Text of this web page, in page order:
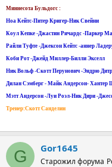
Миннесота Бульдогс :
Ноа Кейтс-Питер Кригер-Ник Свейни
Коул Кепке -Джастин Ричардс -Паркер
Райли Туфте -Джексон Кейтс -аннер
Коби Рот -Джейд Миллер-Билли Экселл
Ник Вольф -Скотт Перунович -Эндрю
Дилан Сэмберг - Майк Андерсон- Хантер
Мэтт Андерсон -Луи Роэл-Ник Дири -
Тренер:Скотт Санделин
G Gor1645
Старожил форума